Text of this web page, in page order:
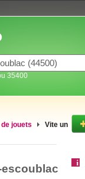
35400
jouets
Vite un
escoublac